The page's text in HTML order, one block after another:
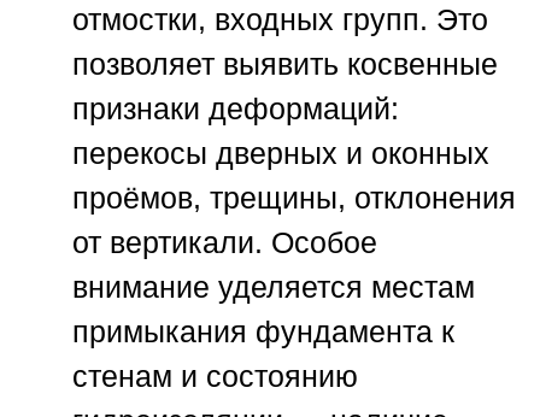
отмостки, входных групп. Это
позволяет выявить косвенные
признаки деформаций:
перекосы дверных и оконных
проёмов, трещины, отклонения
от вертикали. Особое
внимание уделяется местам
примыкания фундамента к
стенам и состоянию